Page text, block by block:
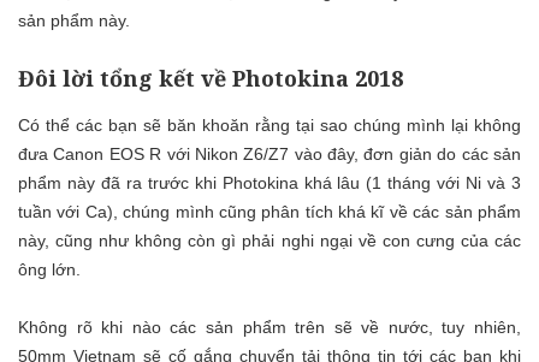
sản phẩm này.
Đôi lời tổng kết về Photokina 2018
Có thể các bạn sẽ băn khoăn rằng tại sao chúng mình lại không
đưa Canon EOS R với Nikon Z6/Z7 vào đây, đơn giản do các sản
phẩm này đã ra trước khi Photokina khá lâu (1 tháng với Ni và 3
tuần với Ca), chúng mình cũng phân tích khá kĩ về các sản phẩm
này, cũng như không còn gì phải nghi ngại về con cưng của các
ông lớn.
Không rõ khi nào các sản phẩm trên sẽ về nước, tuy nhiên,
50mm Vietnam sẽ cố gắng chuyển tải thông tin tới các bạn khi